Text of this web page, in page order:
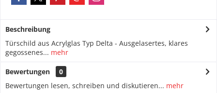
Beschreibung
Türschild aus Acrylglas Typ Delta - Ausgelasertes, klares
gegossenes... mehr
Bewertungen
0
Bewertungen lesen, schreiben und diskutieren... mehr